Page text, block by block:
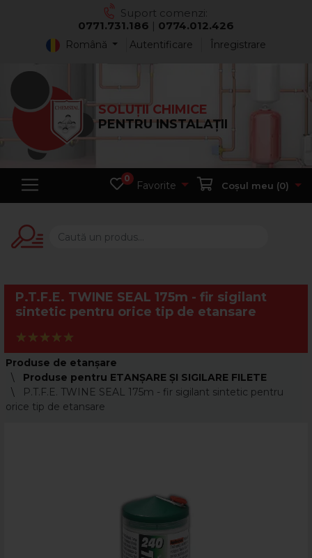
Suport comenzi:
0771.731.186 | 0774.012.426
Română Autentificare Înregistrare
SOLUȚII CHIMICE
PENTRU INSTALAȚII
0
Favorite Coșul meu (0)
P.T.F.E. TWINE SEAL 175m - fir sigilant
sintetic pentru orice tip de etansare
Produse de etanșare
Produse pentru ETANȘARE ȘI SIGILARE FILETE
P.T.F.E. TWINE SEAL 175m - fir sigilant sintetic pentru
orice tip de etansare